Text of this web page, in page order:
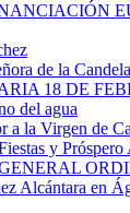
de la
18 DE
del agua
a la Virgen de
y
Alcántara en